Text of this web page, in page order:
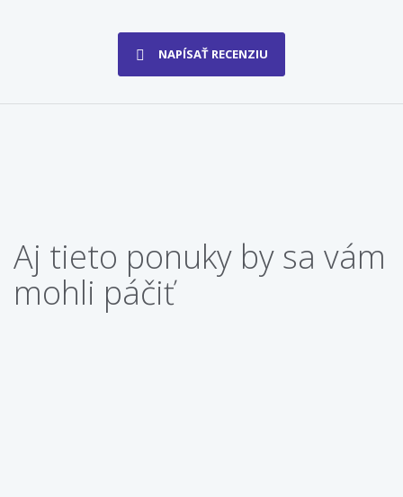
NAPÍSAŤ RECENZIU
Aj tieto ponuky by sa vám
mohli páčiť